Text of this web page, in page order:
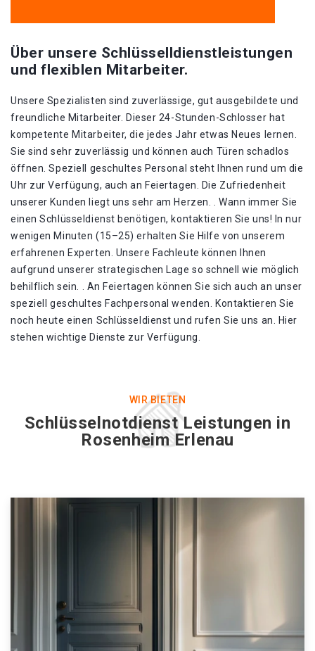
Über unsere Schlüsselldienstleistungen
und flexiblen Mitarbeiter.
Unsere Spezialisten sind zuverlässige, gut ausgebildete und
freundliche Mitarbeiter. Dieser 24-Stunden-Schlosser hat
kompetente Mitarbeiter, die jedes Jahr etwas Neues lernen.
Sie sind sehr zuverlässig und können auch Türen schadlos
öffnen. Speziell geschultes Personal steht Ihnen rund um die
Uhr zur Verfügung, auch an Feiertagen. Die Zufriedenheit
unserer Kunden liegt uns sehr am Herzen. . Wann immer Sie
einen Schlüsseldienst benötigen, kontaktieren Sie uns! In nur
wenigen Minuten (15–25) erhalten Sie Hilfe von unserem
erfahrenen Experten. Unsere Fachleute können Ihnen
aufgrund unserer strategischen Lage so schnell wie möglich
behilflich sein. . An Feiertagen können Sie sich auch an unser
speziell geschultes Fachpersonal wenden. Kontaktieren Sie
noch heute einen Schlüsseldienst und rufen Sie uns an. Hier
stehen wichtige Dienste zur Verfügung.
WIR BIETEN
Schlüsselnotdienst Leistungen in
Rosenheim Erlenau